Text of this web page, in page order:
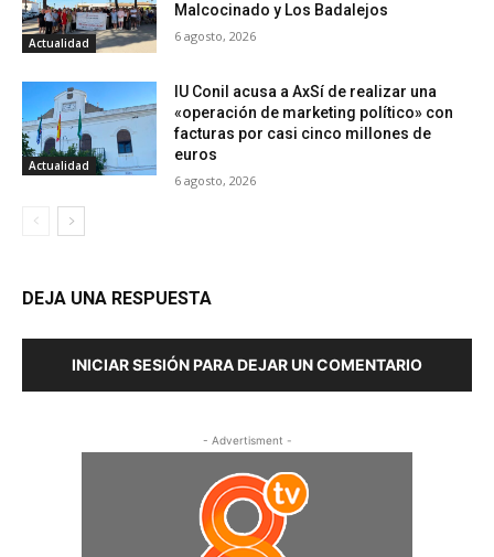
Actualidad
Malcocinado y Los Badalejos
6 agosto, 2026
Actualidad
IU Conil acusa a AxSí de realizar una
«operación de marketing político» con
facturas por casi cinco millones de
euros
6 agosto, 2026
DEJA UNA RESPUESTA
INICIAR SESIÓN PARA DEJAR UN COMENTARIO
- Advertisment -